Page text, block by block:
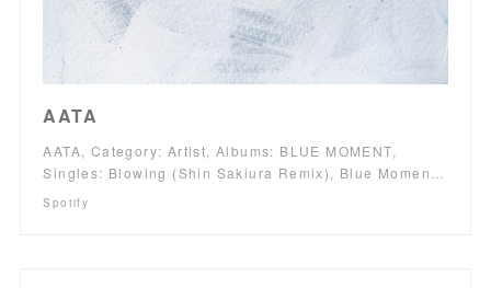
AATA
AATA, Category: Artist, Albums: BLUE MOMENT,
Singles: Blowing (Shin Sakiura Remix), Blue Momen…
Spotify